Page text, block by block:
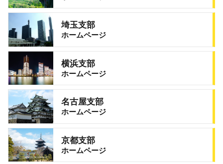
埼玉支部
ホームページ
横浜支部
ホームページ
名古屋支部
ホームページ
京都支部
ホームページ